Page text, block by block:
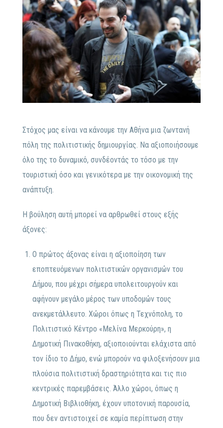
Στόχος μας είναι να κάνουμε την Αθήνα μια ζωντανή
πόλη της πολιτιστικής δημιουργίας. Να αξιοποιήσουμε
όλο της το δυναμικό, συνδέοντάς το τόσο με την
τουριστική όσο και γενικότερα με την οικονομική της
ανάπτυξη.
Η βούληση αυτή μπορεί να αρθρωθεί στους εξής
άξονες:
Ο πρώτος άξονας είναι η αξιοποίηση των
εποπτευόμενων πολιτιστικών οργανισμών του
Δήμου, που μέχρι σήμερα υπολειτουργούν και
αφήνουν μεγάλο μέρος των υποδομών τους
ανεκμετάλλευτο. Χώροι όπως η Τεχνόπολη, το
Πολιτιστικό Κέντρο «Μελίνα Μερκούρη», η
Δημοτική Πινακοθήκη, αξιοποιούνται ελάχιστα από
τον ίδιο το Δήμο, ενώ μπορούν να φιλοξενήσουν μια
πλούσια πολιτιστική δραστηριότητα και τις πιο
κεντρικές παρεμβάσεις. Άλλο χώροι, όπως η
Δημοτική Βιβλιοθήκη, έχουν υποτονική παρουσία,
που δεν αντιστοιχεί σε καμία περίπτωση στην